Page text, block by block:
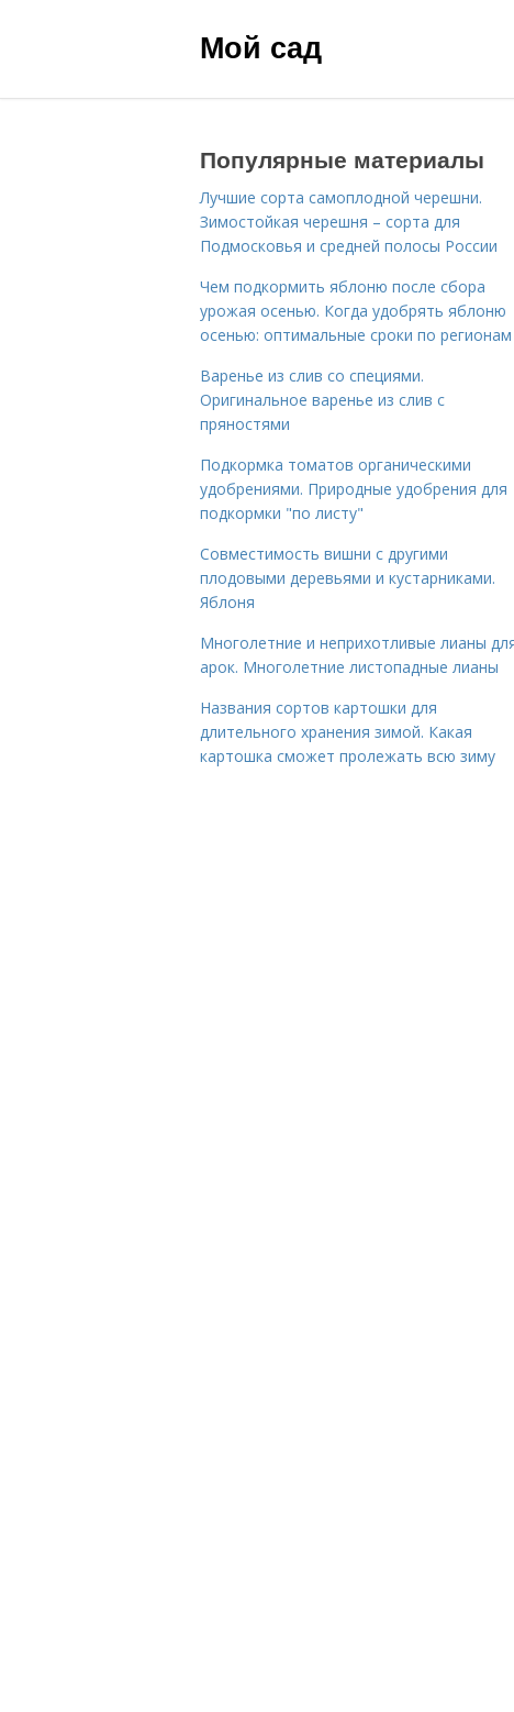
Мой сад
Популярные материалы
Лучшие сорта самоплодной черешни.
Зимостойкая черешня – сорта для
Подмосковья и средней полосы России
Чем подкормить яблоню после сбора
урожая осенью. Когда удобрять яблоню
осенью: оптимальные сроки по регионам
Варенье из слив со специями.
Оригинальное варенье из слив с
пряностями
Подкормка томатов органическими
удобрениями. Природные удобрения для
подкормки "по листу"
Совместимость вишни с другими
плодовыми деревьями и кустарниками.
Яблоня
Многолетние и неприхотливые лианы
арок. Многолетние листопадные лианы
Названия сортов картошки для
длительного хранения зимой. Какая
картошка сможет пролежать всю зиму